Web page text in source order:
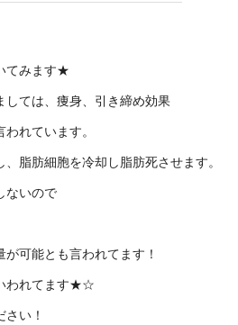
てみます★
しては、痩身、引き締め効果
れています。
脂肪細胞を冷却し脂肪死させます。
ないので
可能とも言われてます！
われてます★☆
い！